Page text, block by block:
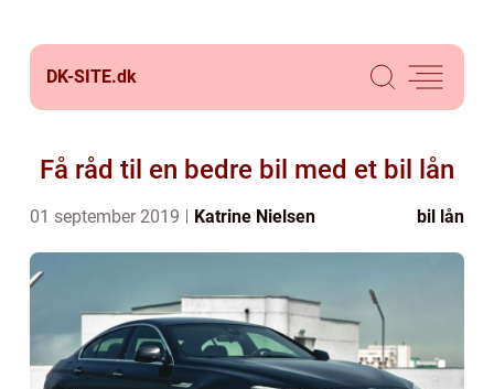
DK-SITE.dk
Få råd til en bedre bil med et bil lån
01 september 2019 Katrine Nielsen bil lån